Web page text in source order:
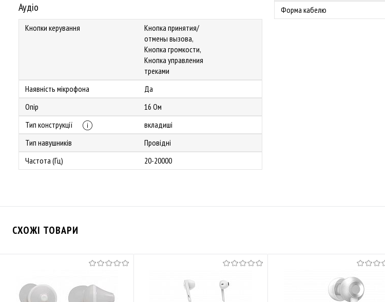
Аудіо
Кнопки керування
Кнопка принятия/
отмены вызова,
Кнопка громкости,
Кнопка управления
треками
Наявність мікрофона
Да
Опір
16 Ом
Тип конструкції
вкладиші
Тип навушників
Провідні
Частота (Гц)
20-20000
Форма кабелю
СХОЖІ ТОВАРИ